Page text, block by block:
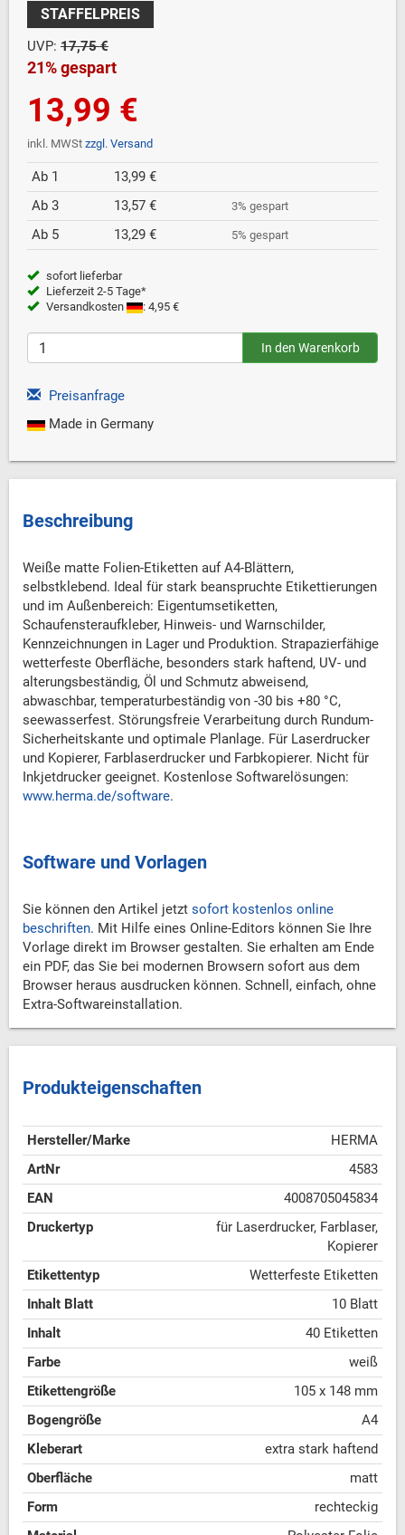
STAFFELPREIS
UVP: 17,75 €
21% gespart
13,99 €
inkl. MWSt zzgl. Versand
Ab 1
13,99 €
Ab 3
13,57 € 3% gespart
Ab 5 13,29 € 5% gespart
sofort lieferbar
Lieferzeit 2-5 Tage*
Versandkosten
: 4,95 €
Preisanfrage
Made in Germany
Beschreibung
Weiße matte Folien-Etiketten auf A4-Blättern,
selbstklebend. Ideal für stark beanspruchte Etikettierungen
und im Außenbereich: Eigentumsetiketten,
Schaufensteraufkleber, Hinweis- und Warnschilder,
Kennzeichnungen in Lager und Produktion. Strapazierfähige
wetterfeste Oberfläche, besonders stark haftend, UV- und
alterungsbeständig, Öl und Schmutz abweisend,
abwaschbar, temperaturbeständig von -30 bis +80 °C,
seewasserfest. Störungsfreie Verarbeitung durch Rundum-
Sicherheitskante und optimale Planlage. Für Laserdrucker
und Kopierer, Farblaserdrucker und Farbkopierer. Nicht für
Inkjetdrucker geeignet. Kostenlose Softwarelösungen:
www.herma.de/software.
Software und Vorlagen
Sie können den Artikel jetzt sofort kostenlos online
beschriften. Mit Hilfe eines Online-Editors können Sie Ihre
Vorlage direkt im Browser gestalten. Sie erhalten am Ende
ein PDF, das Sie bei modernen Browsern sofort aus dem
Browser heraus ausdrucken können. Schnell, einfach, ohne
Extra-Softwareinstallation.
Produkteigenschaften
Hersteller/Marke
HERMA
ArtNr
4583
EAN
4008705045834
Druckertyp
für Laserdrucker, Farblaser,
Kopierer
Etikettentyp
Wetterfeste Etiketten
Inhalt Blatt
10 Blatt
Inhalt
40 Etiketten
Farbe
weiß
Etikettengröße
105 x 148 mm
Bogengröße
A4
Kleberart
extra stark haftend
Oberfläche
matt
Form
rechteckig